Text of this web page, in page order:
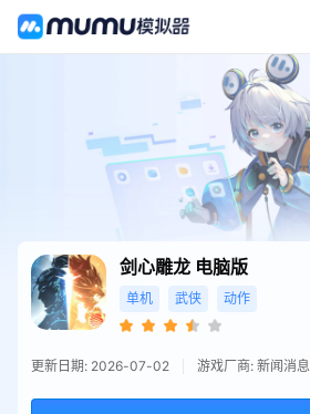
剑心雕龙 电脑版
单机 武侠 动作
更新日期: 2026-07-02 游戏厂商: 新闻消息